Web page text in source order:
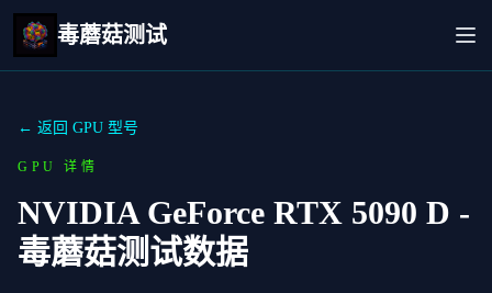
毒蘑菇测试
← 返回 GPU 型号
GPU 详情
NVIDIA GeForce RTX 5090 D -
毒蘑菇测试数据